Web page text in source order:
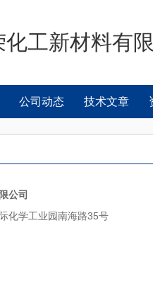
工新材料有
公司动态 技术文章
公司
化学工业园南海路35号